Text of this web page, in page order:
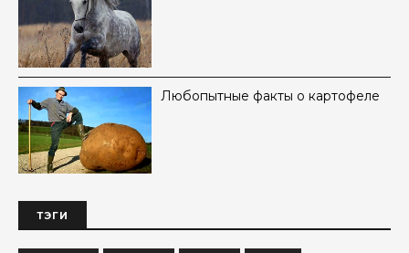
Любопытные факты о картофеле
ТЭГИ